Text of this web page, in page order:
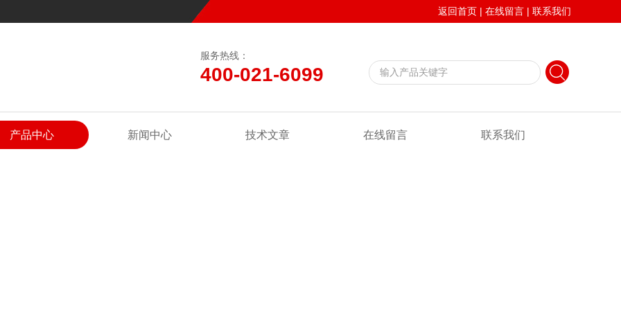
返回首页 | 在线留言 | 联系我们
服务热线：
400-021-6099
产品中心 新闻中心 技术文章 在线留言 联系我们